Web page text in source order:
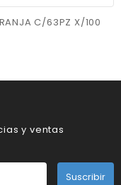
C/63PZ X/100
y ventas
Suscribir